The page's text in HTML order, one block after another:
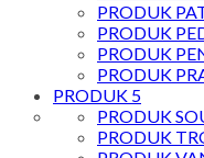
PRODUK
PRODUK
PRODUK
PRODUK
PRODUK 5
PRODUK
PRODUK